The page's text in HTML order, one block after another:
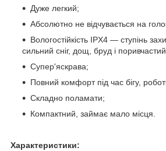
Дуже легкий;
Абсолютно не відчувається на
Вологостійкість IPX4 — ступінь
сильний сніг, дощ, бруд і поривчастий
Супер'яскрава;
Повний комфорт під час бігу,
Складно поламати;
Компактний, займає мало місця.
Характеристики: